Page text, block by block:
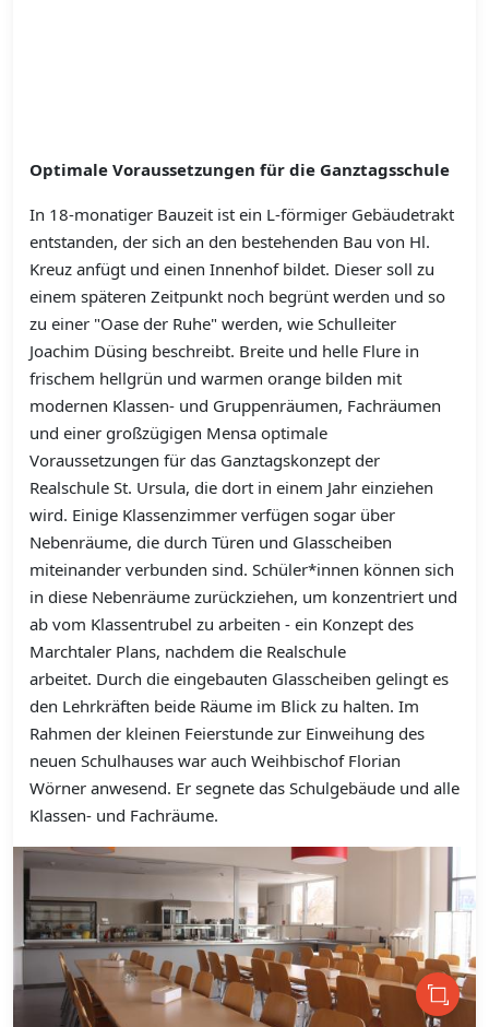
Optimale Voraussetzungen für die Ganztagsschule
In 18-monatiger Bauzeit ist ein L-förmiger Gebäudetrakt
entstanden, der sich an den bestehenden Bau von Hl.
Kreuz anfügt und einen Innenhof bildet. Dieser soll zu
einem späteren Zeitpunkt noch begrünt werden und so
zu einer "Oase der Ruhe" werden, wie Schulleiter
Joachim Düsing beschreibt. Breite und helle Flure in
frischem hellgrün und warmen orange bilden mit
modernen Klassen- und Gruppenräumen, Fachräumen
und einer großzügigen Mensa optimale
Voraussetzungen für das Ganztagskonzept der
Realschule St. Ursula, die dort in einem Jahr einziehen
wird. Einige Klassenzimmer verfügen sogar über
Nebenräume, die durch Türen und Glasscheiben
miteinander verbunden sind. Schüler*innen können sich
in diese Nebenräume zurückziehen, um konzentriert und
ab vom Klassentrubel zu arbeiten - ein Konzept des
Marchtaler Plans, nachdem die Realschule
arbeitet. Durch die eingebauten Glasscheiben gelingt es
den Lehrkräften beide Räume im Blick zu halten. Im
Rahmen der kleinen Feierstunde zur Einweihung des
neuen Schulhauses war auch Weihbischof Florian
Wörner anwesend. Er segnete das Schulgebäude und alle
Klassen- und Fachräume.